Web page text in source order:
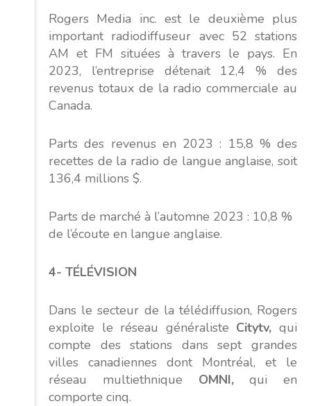
Rogers Media inc. est le deuxième plus
important radiodiffuseur avec 52 stations
AM et FM situées à travers le pays. En
2023, l’entreprise détenait 12,4 % des
revenus totaux de la radio commerciale au
Canada.
Parts des revenus en 2023 : 15,8 % des
recettes de la radio de langue anglaise, soit
136,4 millions $.
Parts de marché à l’automne 2023 : 10,8 %
de l’écoute en langue anglaise.
4- TÉLÉVISION
Dans le secteur de la télédiffusion, Rogers
exploite le réseau généraliste Citytv, qui
compte des stations dans sept grandes
villes canadiennes dont Montréal, et le
réseau multiethnique OMNI,qui en
comporte cinq.